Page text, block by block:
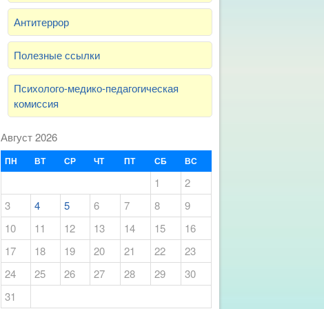
Антитеррор
Полезные ссылки
Психолого-медико-педагогическая
комиссия
Август 2026
ПН ВТ СР ЧТ ПТ СБ ВС
1
2
3
4 5 6 7 8
9
10
11 12 13 14 15
16
17
18 19 20 21 22
23
24
25 26 27 28 29
30
31